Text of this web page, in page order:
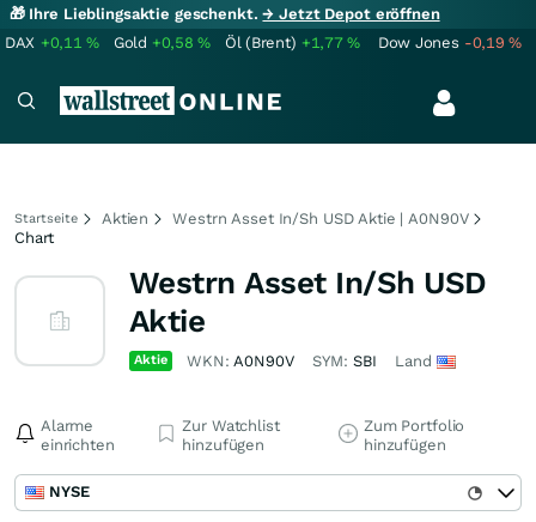
🎁 Ihre Lieblingsaktie geschenkt.→ Jetzt Depot eröffnen
DAX +0,11% Gold +0,58% Öl (Brent) +1,77% Dow Jones -0,19%
Startseite Aktien
Westrn Asset In/Sh USD Aktie | A0N90V
Chart
Westrn Asset In/Sh USD
Aktie
Aktie WKN:A0N90V SYM: SBI Land
Alarme
einrichten
Zur Watchlist
hinzufügen
Zum Portfolio
hinzufügen
NYSE